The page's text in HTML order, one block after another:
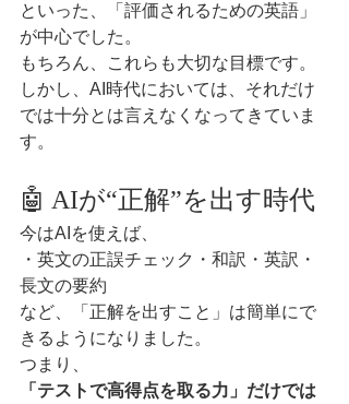
といった、「評価されるための英語」
が中心でした。
もちろん、これらも大切な目標です。
しかし、AI時代においては、それだけ
では十分とは言えなくなってきていま
す。
🤖 AIが“正解”を出す時代
今はAIを使えば、
・英文の正誤チェック・和訳・英訳・
長文の要約
など、「正解を出すこと」は簡単にで
きるようになりました。
つまり、
「テストで高得点を取る力」だけでは